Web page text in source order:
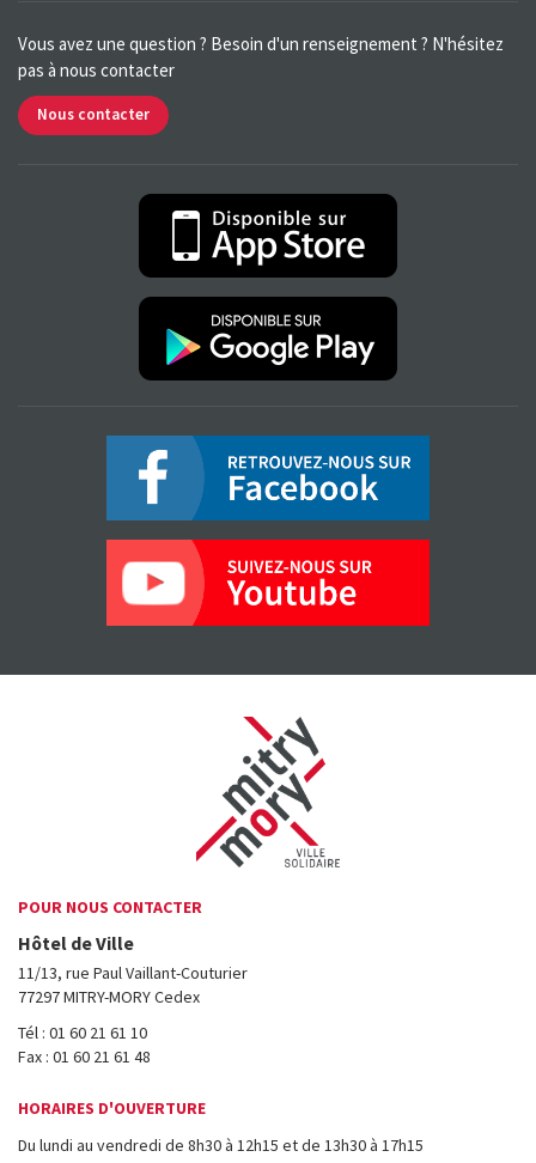
Vous avez une question ? Besoin d'un renseignement ? N'hésitez
pas à nous contacter
Nous contacter
POUR NOUS CONTACTER
Hôtel de Ville
11/13, rue Paul Vaillant-Couturier
77297 MITRY-MORY Cedex
Tél : 01 60 21 61 10
Fax : 01 60 21 61 48
HORAIRES D'OUVERTURE
Du lundi au vendredi de 8h30 à 12h15 et de 13h30 à 17h15